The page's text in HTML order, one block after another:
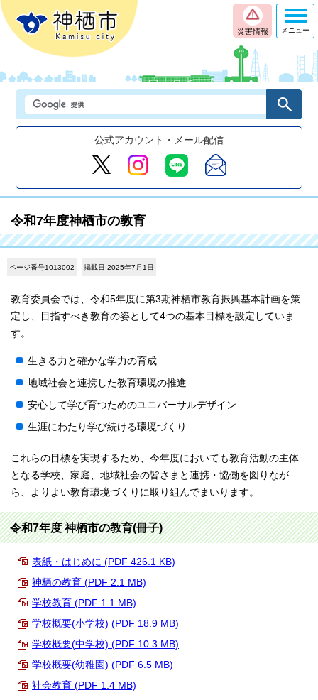
災害情報
公式アカウント・メール配信
メニュー
令和7年度神栖市の教育
ページ番号1013002 掲載日 2025年7月1日
教育委員会では、令和5年度に第3期神栖市教育振興基本計画を策
定し、目指すべき教育の姿として4つの基本目標を設定していま
す。
生きる力と確かな学力の育成
地域社会と連携した教育環境の推進
安心して学び育つためのユニバーサルデザイン
生涯にわたり学び続ける環境づくり
これらの目標を実現するため、今年度においても教育活動の主体
となる学校、家庭、地域社会の皆さまと連携・協働を図りなが
ら、よりよい教育環境づくりに取り組んでまいります。
令和7年度 神栖市の教育(冊子)
表紙・はじめに (PDF 426.1 KB)
神栖の教育 (PDF 2.1 MB)
学校教育 (PDF 1.1 MB)
学校概要(小学校) (PDF 18.9 MB)
学校概要(中学校) (PDF 10.3 MB)
学校概要(幼稚園) (PDF 6.5 MB)
社会教育 (PDF 1.4 MB)